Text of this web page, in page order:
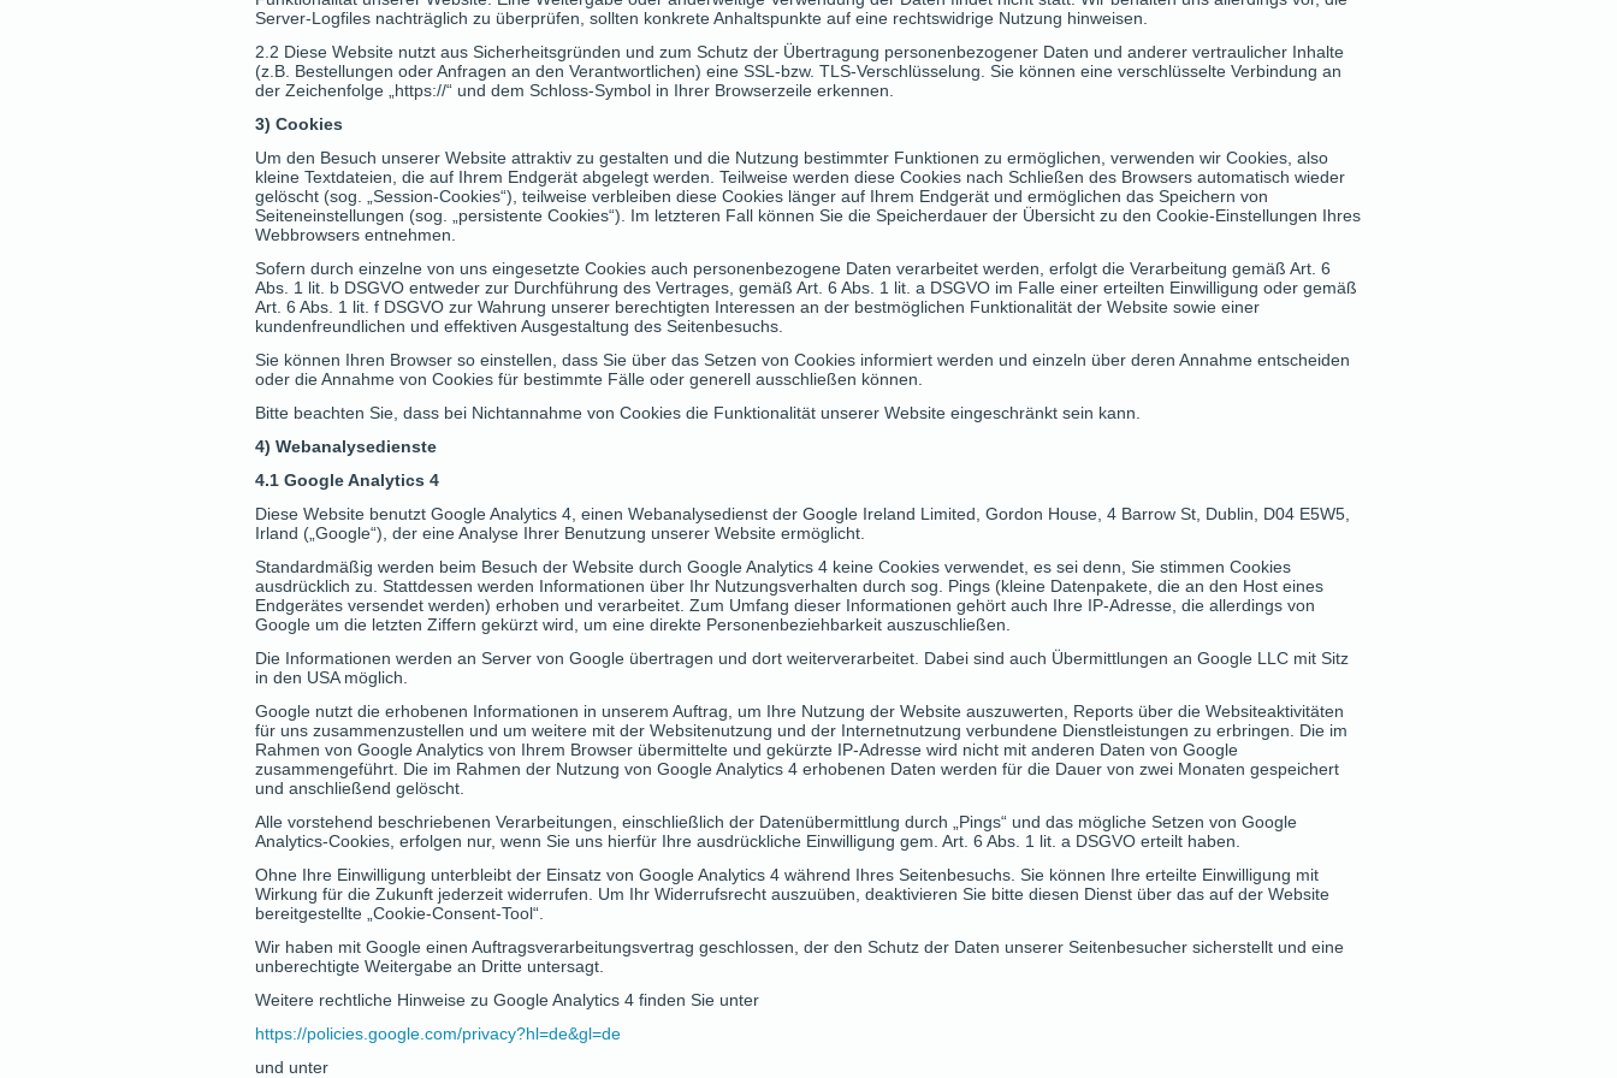
Server-Logfiles nachträglich zu überprüfen, sollten konkrete Anhaltspunkte auf eine rechtswidrige Nutzung hinweisen.
2.2 Diese Website nutzt aus Sicherheitsgründen und zum Schutz der Übertragung personenbezogener Daten und anderer vertraulicher Inhalte
(z.B. Bestellungen oder Anfragen an den Verantwortlichen) eine SSL-bzw. TLS-Verschlüsselung. Sie können eine verschlüsselte Verbindung an
der Zeichenfolge „https://“ und dem Schloss-Symbol in Ihrer Browserzeile erkennen.
3) Cookies
Um den Besuch unserer Website attraktiv zu gestalten und die Nutzung bestimmter Funktionen zu ermöglichen, verwenden wir Cookies, also
kleine Textdateien, die auf Ihrem Endgerät abgelegt werden. Teilweise werden diese Cookies nach Schließen des Browsers automatisch wieder
gelöscht (sog. „Session-Cookies“), teilweise verbleiben diese Cookies länger auf Ihrem Endgerät und ermöglichen das Speichern von
Seiteneinstellungen (sog. „persistente Cookies“). Im letzteren Fall können Sie die Speicherdauer der Übersicht zu den Cookie-Einstellungen Ihres
Webbrowsers entnehmen.
Sofern durch einzelne von uns eingesetzte Cookies auch personenbezogene Daten verarbeitet werden, erfolgt die Verarbeitung gemäß Art. 6
Abs. 1 lit. b DSGVO entweder zur Durchführung des Vertrages, gemäß Art. 6 Abs. 1 lit. a DSGVO im Falle einer erteilten Einwilligung oder gemäß
Art. 6 Abs. 1 lit. f DSGVO zur Wahrung unserer berechtigten Interessen an der bestmöglichen Funktionalität der Website sowie einer
kundenfreundlichen und effektiven Ausgestaltung des Seitenbesuchs.
Sie können Ihren Browser so einstellen, dass Sie über das Setzen von Cookies informiert werden und einzeln über deren Annahme entscheiden
oder die Annahme von Cookies für bestimmte Fälle oder generell ausschließen können.
Bitte beachten Sie, dass bei Nichtannahme von Cookies die Funktionalität unserer Website eingeschränkt sein kann.
4) Webanalysedienste
4.1 Google Analytics 4
Diese Website benutzt Google Analytics 4, einen Webanalysedienst der Google Ireland Limited, Gordon House, 4 Barrow St, Dublin, D04 E5W5,
Irland („Google“), der eine Analyse Ihrer Benutzung unserer Website ermöglicht.
Standardmäßig werden beim Besuch der Website durch Google Analytics 4 keine Cookies verwendet, es sei denn, Sie stimmen Cookies
ausdrücklich zu. Stattdessen werden Informationen über Ihr Nutzungsverhalten durch sog. Pings (kleine Datenpakete, die an den Host eines
Endgerätes versendet werden) erhoben und verarbeitet. Zum Umfang dieser Informationen gehört auch Ihre IP-Adresse, die allerdings von
Google um die letzten Ziffern gekürzt wird, um eine direkte Personenbeziehbarkeit auszuschließen.
Die Informationen werden an Server von Google übertragen und dort weiterverarbeitet. Dabei sind auch Übermittlungen an Google LLC mit Sitz
in den USA möglich.
Google nutzt die erhobenen Informationen in unserem Auftrag, um Ihre Nutzung der Website auszuwerten, Reports über die Websiteaktivitäten
für uns zusammenzustellen und um weitere mit der Websitenutzung und der Internetnutzung verbundene Dienstleistungen zu erbringen. Die im
Rahmen von Google Analytics von Ihrem Browser übermittelte und gekürzte IP-Adresse wird nicht mit anderen Daten von Google
zusammengeführt. Die im Rahmen der Nutzung von Google Analytics 4 erhobenen Daten werden für die Dauer von zwei Monaten gespeichert
und anschließend gelöscht.
Alle vorstehend beschriebenen Verarbeitungen, einschließlich der Datenübermittlung durch „Pings“ und das mögliche Setzen von Google
Analytics-Cookies, erfolgen nur, wenn Sie uns hierfür Ihre ausdrückliche Einwilligung gem. Art. 6 Abs. 1 lit. a DSGVO erteilt haben.
Ohne Ihre Einwilligung unterbleibt der Einsatz von Google Analytics 4 während Ihres Seitenbesuchs. Sie können Ihre erteilte Einwilligung mit
Wirkung für die Zukunft jederzeit widerrufen. Um Ihr Widerrufsrecht auszuüben, deaktivieren Sie bitte diesen Dienst über das auf der Website
bereitgestellte „Cookie-Consent-Tool“.
Wir haben mit Google einen Auftragsverarbeitungsvertrag geschlossen, der den Schutz der Daten unserer Seitenbesucher sicherstellt und eine
unberechtigte Weitergabe an Dritte untersagt.
Weitere rechtliche Hinweise zu Google Analytics 4 finden Sie unter
https://policies.google.com/privacy?hl=de&gl=de
und unter